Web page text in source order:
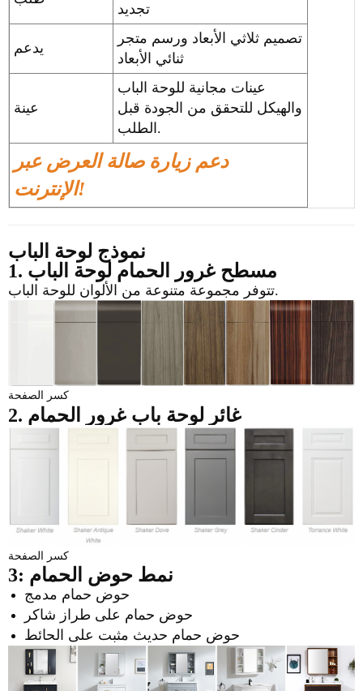
تجديد
يدعم
تصميم ثلاثي الأبعاد ورسم متجر
ثنائي الأبعاد
عينة
عينات مجانية للوحة الباب
والهيكل للتحقق من الجودة قبل
الطلب.
دعم زيارة صالة العرض عبر
الإنترنت!
نموذج لوحة الباب
1. مسطح غرور الحمام لوحة الباب
تتوفر مجموعة متنوعة من الألوان للوحة الباب.
كسر الصفحة
2. غائر لوحة باب غرور الحمام
كسر الصفحة
3: نمط حوض الحمام
حوض حمام مدمج
حوض حمام على طراز شاكر
حوض حمام حديث مثبت على الحائط